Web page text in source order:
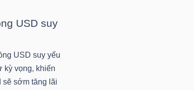
USD suy
USD suy yếu
kỳ vọng, khiến
sẽ sớm tăng lãi